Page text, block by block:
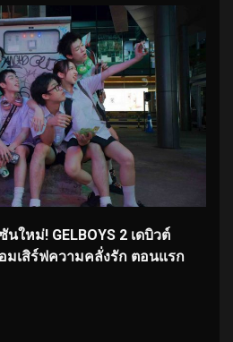
นใหม่! GELBOYS 2 เดบิวต์
มเสิร์ฟความคลั่งรัก ตอนแรก